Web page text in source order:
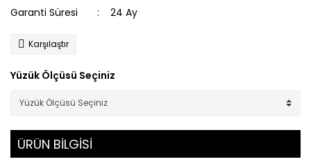
Garanti Süresi
24 Ay
Karşılaştır
Yüzük Ölçüsü Seçiniz
ÜRÜN BİLGİSİ